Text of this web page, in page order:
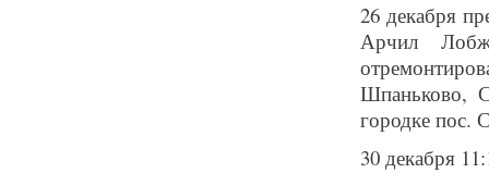
26 декабря
Арчил
Шпаньково,
городке пос.
30 декабря